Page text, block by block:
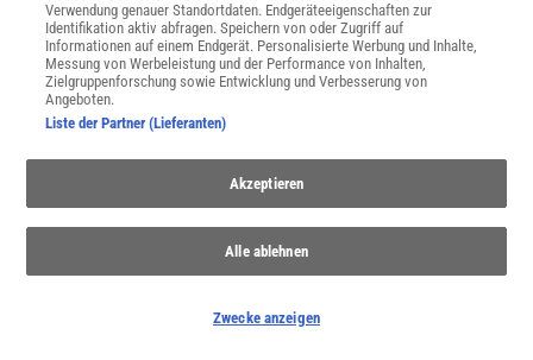
Spektrum.de-Newsletter abonnieren
JETZT ANMELDEN!
mit Ihren personenbezogenen Daten finden Sie in unserer
SERVICES
Verwendung genauer Standortdaten. Endgeräteeigenschaften zur
Identifikation aktiv abfragen. Speichern von oder Zugriff auf
Informationen auf einem Endgerät. Personalisierte Werbung und Inhalte,
Messung von Werbeleistung und der Performance von Inhalten,
Zielgruppenforschung sowie Entwicklung und Verbesserung von
Angeboten.
Liste der Partner (Lieferanten)
Akzeptieren
Alle ablehnen
Zwecke anzeigen